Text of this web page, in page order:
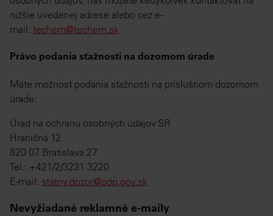
nižšie uvedenej adrese alebo cez e-
mail: techem@techem.sk
Právo podania sťažnosti na dozornom úrade
Máte možnosť podania sťažnosti na príslušnom dozornom
úrade:
Úrad na ochranu osobných údajov SR
Hraničná 12
820 07 Bratislava 27
Tel.: +421/2/3231 3220
E-mail: statny.dozor@pdp.gov.sk
Nevyžiadané reklamné e-maily